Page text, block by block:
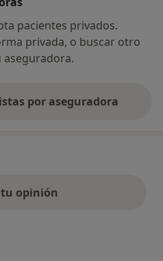
pacientes privados.
privada, o buscar otro
aseguradora.
por aseguradora
opinión